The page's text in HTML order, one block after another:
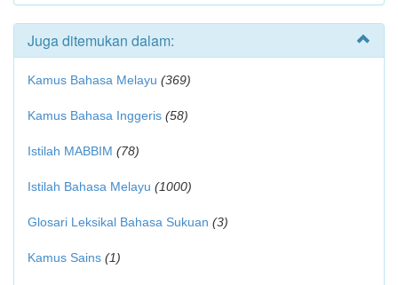
Juga ditemukan dalam:
Kamus Bahasa Melayu (369)
Kamus Bahasa Inggeris (58)
Istilah MABBIM (78)
Istilah Bahasa Melayu (1000)
Glosari Leksikal Bahasa Sukuan (3)
Kamus Sains (1)